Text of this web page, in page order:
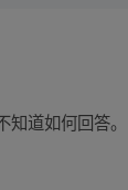
道如何回答。